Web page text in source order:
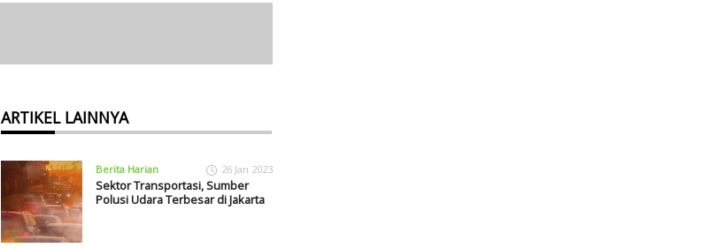
ARTIKEL LAINNYA
Berita Harian 26 Jan 2023
Sektor Transportasi, Sumber
Polusi Udara Terbesar di Jakarta